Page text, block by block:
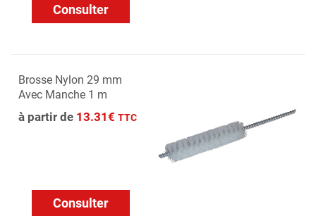
Consulter
Brosse Nylon 29 mm
Avec Manche 1 m
à partir de 13.31€ TTC
Consulter